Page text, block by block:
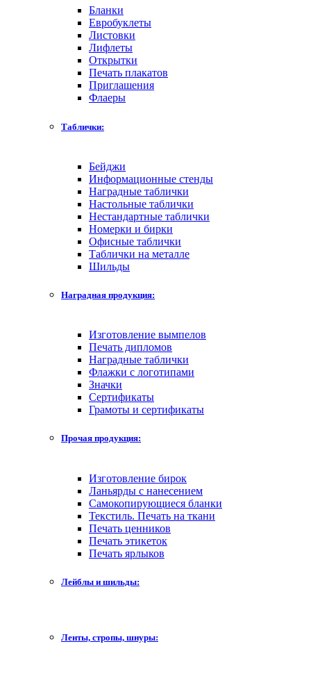
Бланки
Евробуклеты
Листовки
Лифлеты
Открытки
Печать плакатов
Приглашения
Флаеры
Таблички:
Бейджи
Информационные стенды
Наградные таблички
Настольные таблички
Нестандартные таблички
Номерки и бирки
Офисные таблички
Таблички на металле
Шильды
Наградная продукция:
Изготовление вымпелов
Печать дипломов
Наградные таблички
Флажки с логотипами
Значки
Сертификаты
Грамоты и сертификаты
Прочая продукция:
Изготовление бирок
Ланьярды с нанесением
Самокопирующиеся бланки
Текстиль. Печать на ткани
Печать ценников
Печать этикеток
Печать ярлыков
Лейблы и шильды:
Ленты, стропы, шнуры: